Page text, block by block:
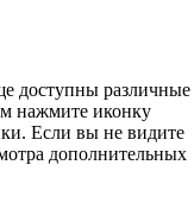
доступны различные
нажмите иконку
Если вы не видите
дополнительных